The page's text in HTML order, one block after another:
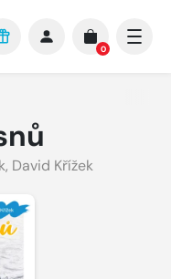
0
, David Křížek